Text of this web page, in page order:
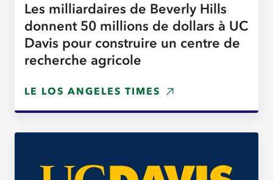
Les milliardaires de Beverly Hills
donnent 50 millions de dollars à UC
Davis pour construire un centre de
recherche agricole
LE LOS ANGELES TIMES